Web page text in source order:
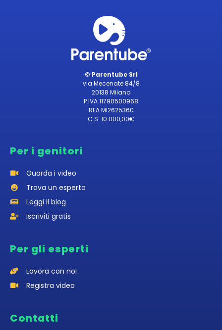
© Parentube Srl
via Mecenate 84/8
20138 Milano
P.IVA 11790500968
REA MI2625360
C.S. 10.000,00€
Per i genitori
Guarda i video
Trova un esperto
Leggi il blog
Iscriviti gratis
Per gli esperti
Lavora con noi
Registra video
Contatti